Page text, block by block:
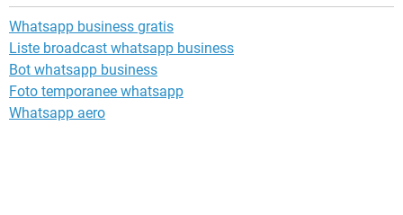
Whatsapp business gratis
Liste broadcast whatsapp business
Bot whatsapp business
Foto temporanee whatsapp
Whatsapp aero